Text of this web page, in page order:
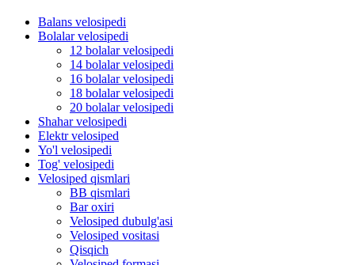
Balans velosipedi
Bolalar velosipedi
12 bolalar velosipedi
14 bolalar velosipedi
16 bolalar velosipedi
18 bolalar velosipedi
20 bolalar velosipedi
Shahar velosipedi
Elektr velosiped
Yo'l velosipedi
Tog' velosipedi
Velosiped qismlari
BB qismlari
Bar oxiri
Velosiped dubulg'asi
Velosiped vositasi
Qisqich